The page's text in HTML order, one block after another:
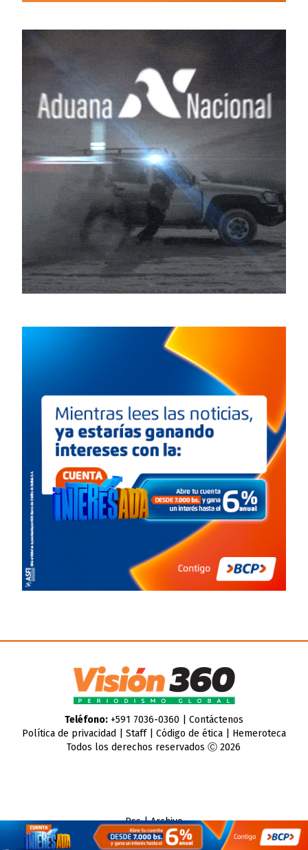
Teléfono:+591 7036-0360 | Contáctenos
Política de privacidad
Staff| Código de ética| Hemeroteca
Todos los derechos reservados Ⓒ 2026
Rss|Archivo
CMS para mediosbyTroop